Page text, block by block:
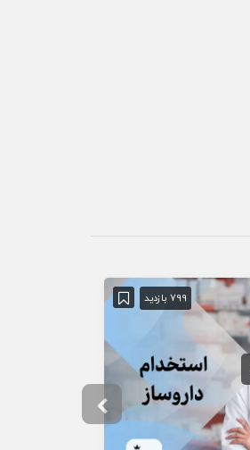
799 بازدید